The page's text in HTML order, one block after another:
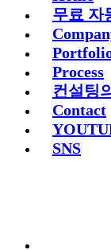
무료 자
Process
컨설팅
Contact
SNS